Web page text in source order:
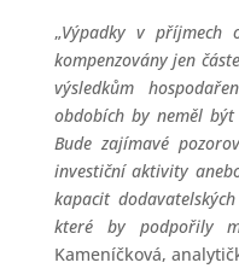
„Výpadky v příjmech
kompenzovány jen
výsledkům
obdobích by neměl
Bude zajímavé
investiční aktivity
kapacit
které by podpořily
Kameníčková,